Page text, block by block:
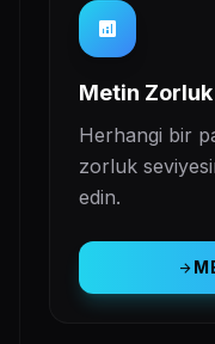
analytics
Metin
Herhangi bir
zorluk
edin.
arrow_forward